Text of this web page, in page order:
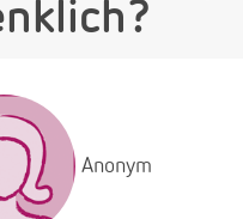
Anonym